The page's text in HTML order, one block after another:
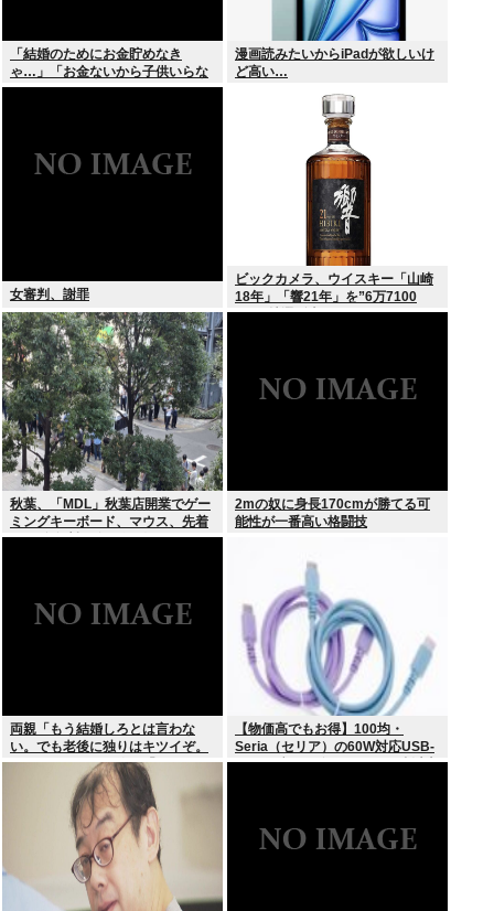
「結婚のためにお金貯めなき
ゃ…」「お金ないから子供いらな
い」←こいつら
漫画読みたいからiPadが欲しいけ
ど高い…
女審判、謝罪
ビックカメラ、ウイスキー「山崎
18年」「響21年」を”6万7100
円”で抽選販売
秋葉、「MDL」秋葉店開業でゲー
ミングキーボード、マウス、先着
1000名無料配布で行列。まだいけ
2mの奴に身長170cmが勝てる可
能性が一番高い格闘技
両親「もう結婚しろとは言わな
い。でも老後に独りはキツイぞ。
どうするんだ？」俺ら「…」
【物価高でもお得】100均・
Seria（セリア）の60W対応USB-
Cケーブル（ダイソーでは2倍以上